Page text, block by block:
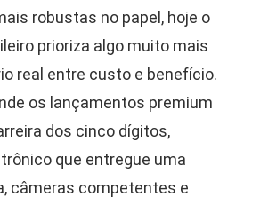
robustas no papel, hoje o
prioriza algo muito mais
real entre custo e benefício.
os lançamentos premium
dos cinco dígitos,
que entregue uma
câmeras competentes e